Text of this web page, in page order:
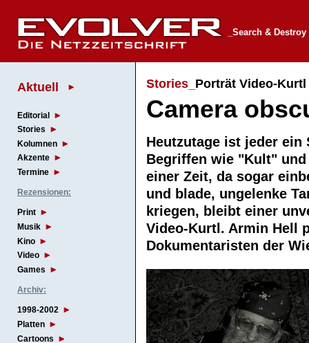
_Search & Destroy
Aktuell
Editorial
Stories
Kolumnen
Akzente
Termine
Rezensionen:
Print
Musik
Kino
Video
Games
Archiv:
1998-2002
Platten
Cartoons
Stories_ Porträt Video-Kurtl
Camera
Heutzutage ist jeder
Begriffen wie "Kult"
einer Zeit, da sogar
und blade, ungelenke
kriegen, bleibt einer
Video-Kurtl. Armin Hell
Dokumentaristen der